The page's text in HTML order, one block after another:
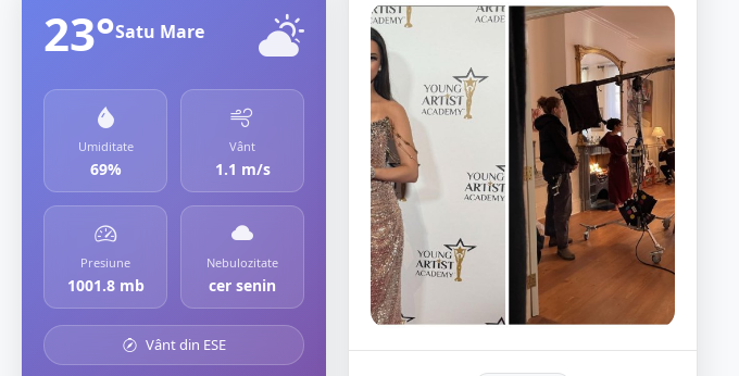
23°Satu Mare
Umiditate
69%
Vânt
1.1 m/s
Presiune
1001.8 mb
Nebulozitate
cer senin
Vânt din ESE